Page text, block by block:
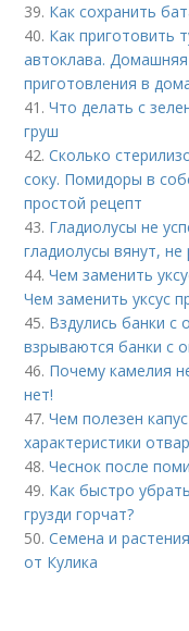
39. Как сохранить
40. Как приготовить
автоклава.
приготовления в
41.Что делать с
груш
42.Сколько
соку. Помидоры в
простой рецепт
43. Гладиолусы не
гладиолусы вянут, не
44.Чем заменить
Чем заменить уксус
45. Вздулись банки с
взрываются банки с
46. Почему камелия
нет!
47.Чем полезен
характеристики
48.Чеснок после
49. Как быстро
грузди горчат?
50.Семена и
от Кулика